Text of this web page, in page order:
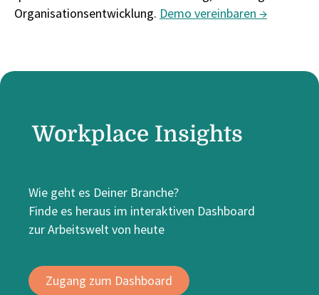
Organisationsentwicklung. Demo vereinbaren →
Workplace Insights
Wie geht es Deiner Branche?
Finde es heraus im interaktiven Dashboard
zur Arbeitswelt von heute
Zugang zum Dashboard